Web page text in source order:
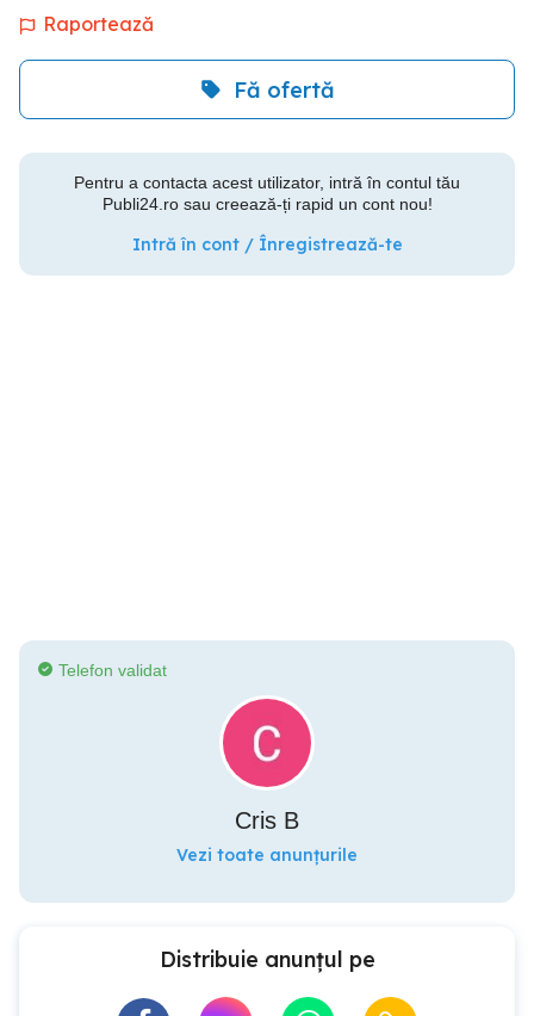
Raportează
Fă ofertă
Pentru a contacta acest utilizator, intră în contul tău
Publi24.ro sau creează-ți rapid un cont nou!
Intră în cont / Înregistrează-te
Telefon validat
Cris B
Vezi toate anunțurile
Distribuie anunțul pe